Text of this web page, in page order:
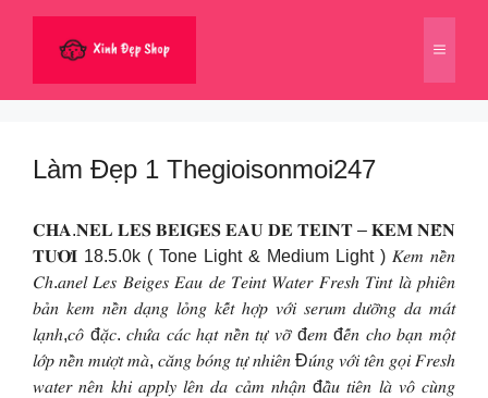
dung
Menu
Làm Đẹp 1 Thegioisonmoi247
𝐂𝐇𝐀.𝐍𝐄𝐋 𝐋𝐄𝐒 𝐁𝐄𝐈𝐆𝐄𝐒 𝐄𝐀𝐔 𝐃𝐄 𝐓𝐄𝐈𝐍𝐓 – 𝐊𝐄𝐌 𝐍𝐄̂̀𝐍
𝐓𝐔̛𝐎̛𝐈 18.5.0k ( Tone Light & Medium Light ) 𝐾𝑒𝑚 𝑛𝑒̂̀𝑛
𝐶ℎ.𝑎𝑛𝑒𝑙 𝐿𝑒𝑠 𝐵𝑒𝑖𝑔𝑒𝑠 𝐸𝑎𝑢 𝑑𝑒 𝑇𝑒𝑖𝑛𝑡 𝑊𝑎𝑡𝑒𝑟 𝐹𝑟𝑒𝑠ℎ 𝑇𝑖𝑛𝑡 𝑙𝑎̀ 𝑝ℎ𝑖𝑒̂𝑛
𝑏𝑎̉𝑛 𝑘𝑒𝑚 𝑛𝑒̂̀𝑛 𝑑𝑎̣𝑛𝑔 𝑙𝑜̉𝑛𝑔 𝑘𝑒̂́𝑡 ℎ𝑜̛̣𝑝 𝑣𝑜̛́𝑖 𝑠𝑒𝑟𝑢𝑚 𝑑𝑢̛𝑜̛̃𝑛𝑔 𝑑𝑎 𝑚𝑎́𝑡
𝑙𝑎̣𝑛ℎ,𝑐𝑜̂ đ𝑎̣̆𝑐. 𝑐ℎ𝑢̛́𝑎 𝑐𝑎́𝑐 ℎ𝑎̣𝑡 𝑛𝑒̂̀𝑛 𝑡𝑢̛̣ 𝑣𝑜̛̃ đ𝑒𝑚 đ𝑒̂́𝑛 𝑐ℎ𝑜 𝑏𝑎̣𝑛 𝑚𝑜̣̂𝑡
𝑙𝑜̛́𝑝 𝑛𝑒̂̀𝑛 𝑚𝑢̛𝑜̛̣𝑡 𝑚𝑎̀, 𝑐𝑎̆𝑛𝑔 𝑏𝑜́𝑛𝑔 𝑡𝑢̛̣ 𝑛ℎ𝑖𝑒̂𝑛 Đ𝑢́𝑛𝑔 𝑣𝑜̛́𝑖 𝑡𝑒̂𝑛 𝑔𝑜̣𝑖 𝐹𝑟𝑒𝑠ℎ
𝑤𝑎𝑡𝑒𝑟 𝑛𝑒̂𝑛 𝑘ℎ𝑖 𝑎𝑝𝑝𝑙𝑦 𝑙𝑒̂𝑛 𝑑𝑎 𝑐𝑎̉𝑚 𝑛ℎ𝑎̣̂𝑛 đ𝑎̂̀𝑢 𝑡𝑖𝑒̂𝑛 𝑙𝑎̀ 𝑣𝑜̂ 𝑐𝑢̀𝑛𝑔